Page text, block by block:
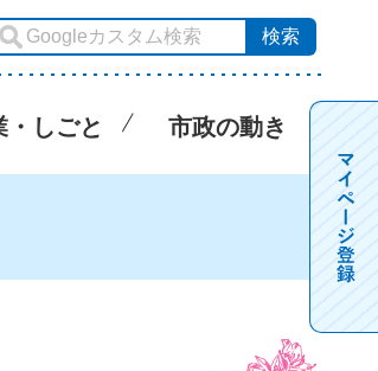
・しごと 市政の動き